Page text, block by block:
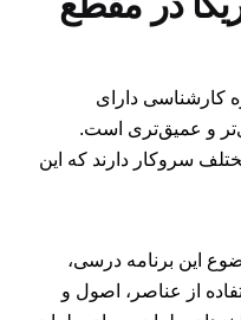
کارشناسی دارای
و عمیق‌تری است.
سروکار دارند که این
این برنامه درسی،
از عناصر، اصول و